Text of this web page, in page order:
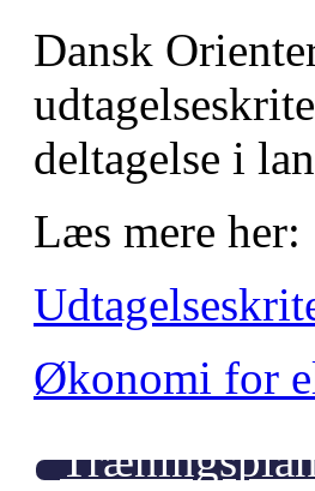
Dansk
deltagelse i
Læs mere her:
Økonomi for